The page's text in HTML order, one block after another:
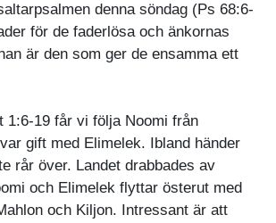
denna söndag (Ps 68:6-
för de faderlösa och änkornas
är den som ger de ensamma ett
1:6-19 får vi följa Noomi från
gift med Elimelek. Ibland händer
rår över. Landet drabbades av
och Elimelek flyttar österut med
och Kiljon. Intressant är att